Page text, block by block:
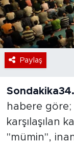
Paylaş
habere göre;
karşılaşılan
"mümin",